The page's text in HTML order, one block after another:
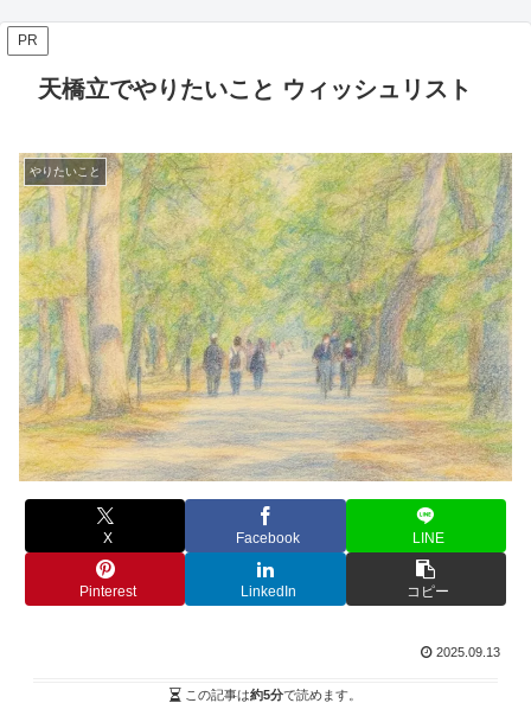
PR
天橋立でやりたいこと ウィッシュリスト
やりたいこと
X Facebook LINE
Pinterest LinkedIn コピー
2025.09.13
この記事は約5分で読めます。